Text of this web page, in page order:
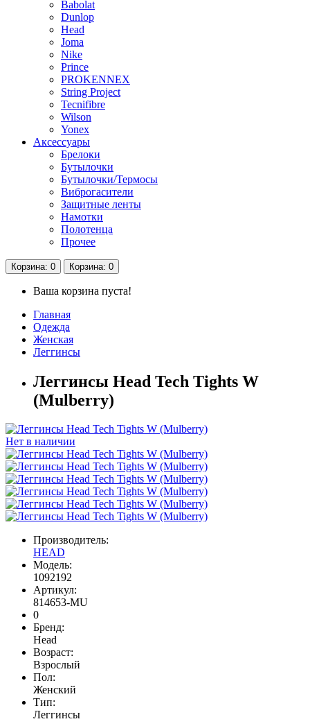
Babolat
Dunlop
Head
Joma
Nike
Prince
PROKENNEX
String Project
Tecnifibre
Wilson
Yonex
Аксессуары
Брелоки
Бутылочки
Бутылочки/Термосы
Виброгасители
Защитные ленты
Намотки
Полотенца
Прочее
Корзина: 0 Корзина: 0
Ваша корзина пуста!
Главная
Одежда
Женская
Леггинсы
Леггинсы Head Tech Tights W
(Mulberry)
Нет в наличии
Производитель:
HEAD
Модель:
1092192
Артикул:
814653-MU
0
Бренд:
Head
Возраст:
Взрослый
Пол:
Женский
Тип:
Леггинсы